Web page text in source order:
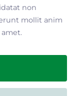
non
mollit anim